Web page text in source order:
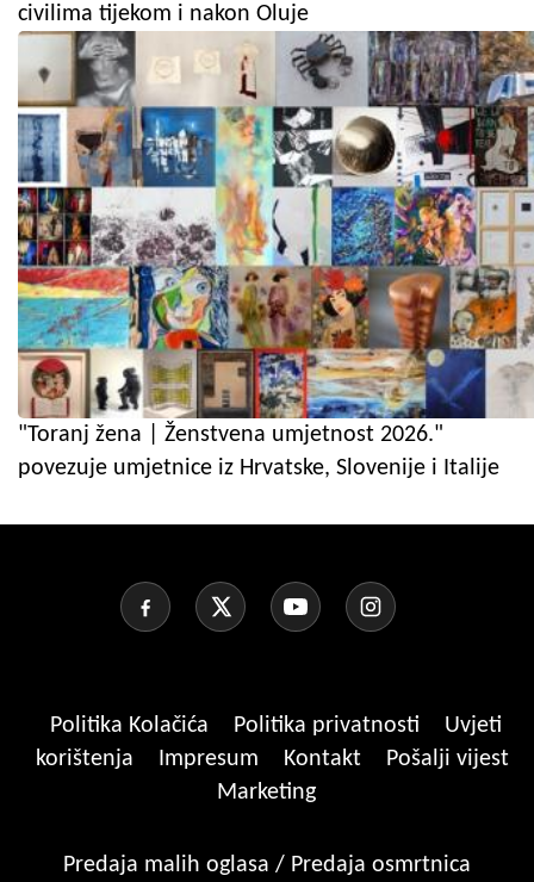
civilima tijekom i nakon Oluje
"Toranj žena | Ženstvena umjetnost 2026."
povezuje umjetnice iz Hrvatske, Slovenije i Italije
Politika Kolačića Politika privatnosti
Uvjeti
korištenja
Impresum Kontakt
Pošalji vijest
Marketing
Predaja malih oglasa / Predaja osmrtnica